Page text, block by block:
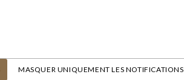
MASQUER UNIQUEMENT LES NOTIFICATIONS